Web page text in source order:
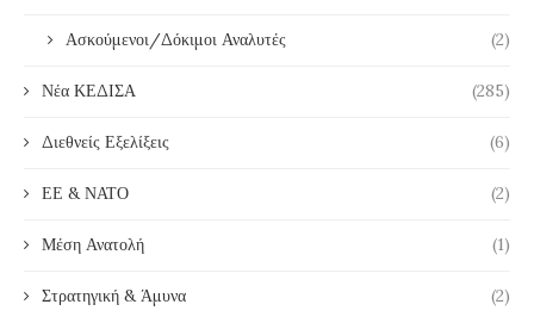
Ασκούμενοι/Δόκιμοι Αναλυτές (2)
Νέα ΚΕΔΙΣΑ (285)
Διεθνείς Εξελίξεις (6)
ΕΕ & ΝΑΤΟ (2)
Μέση Ανατολή (1)
Στρατηγική & Άμυνα (2)